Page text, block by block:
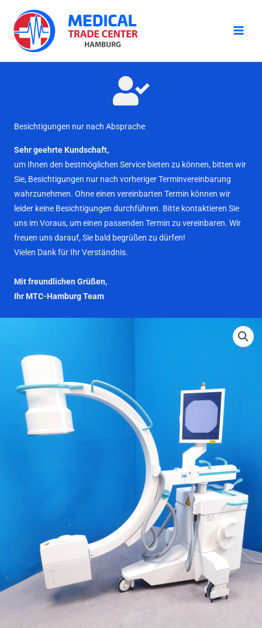
Inhalt
springen
Besichtigungen nur nach Absprache
Sehr geehrte Kundschaft,
um Ihnen den bestmöglichen Service bieten zu können, bitten wir
Sie, Besichtigungen nur nach vorheriger Terminvereinbarung
wahrzunehmen. Ohne einen vereinbarten Termin können wir
leider keine Besichtigungen durchführen. Bitte kontaktieren Sie
uns im Voraus, um einen passenden Termin zu vereinbaren. Wir
freuen uns darauf, Sie bald begrüßen zu dürfen!
Vielen Dank für Ihr Verständnis.
Mit freundlichen Grüßen,
Ihr MTC-Hamburg Team